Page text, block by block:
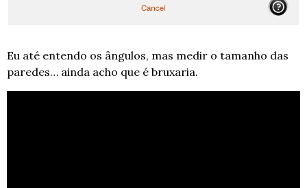
Eu até entendo os ângulos, mas medir o tamanho das
paredes… ainda acho que é bruxaria.